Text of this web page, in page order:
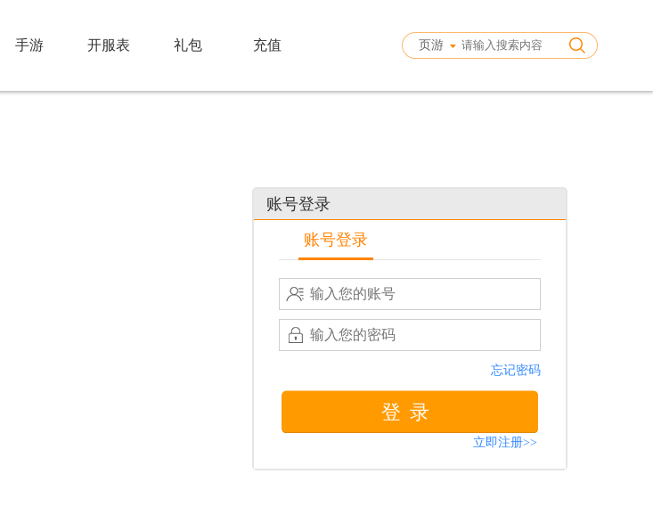
手游 开服表 礼包 充值 页游
账号登录
账号登录
忘记密码
登录
立即注册>>